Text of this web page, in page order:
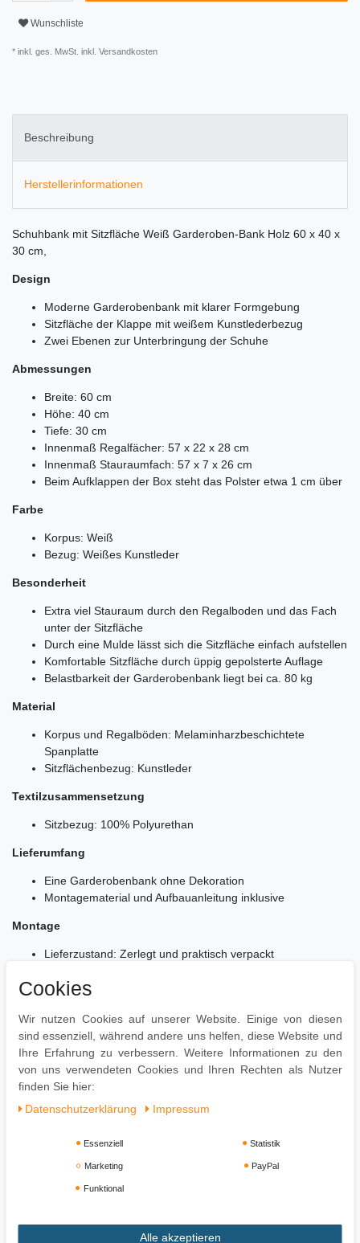
Wunschliste
* inkl. ges. MwSt. inkl. Versandkosten
Beschreibung
Herstellerinformationen
Schuhbank mit Sitzfläche Weiß Garderoben-Bank Holz 60 x 40 x
30 cm,
Design
Moderne Garderobenbank mit klarer Formgebung
Sitzfläche der Klappe mit weißem Kunstlederbezug
Zwei Ebenen zur Unterbringung der Schuhe
Abmessungen
Breite: 60 cm
Höhe: 40 cm
Tiefe: 30 cm
Innenmaß Regalfächer: 57 x 22 x 28 cm
Innenmaß Stauraumfach: 57 x 7 x 26 cm
Beim Aufklappen der Box steht das Polster etwa 1 cm über
Farbe
Korpus: Weiß
Bezug: Weißes Kunstleder
Besonderheit
Extra viel Stauraum durch den Regalboden und das Fach
unter der Sitzfläche
Durch eine Mulde lässt sich die Sitzfläche einfach aufstellen
Komfortable Sitzfläche durch üppig gepolsterte Auflage
Belastbarkeit der Garderobenbank liegt bei ca. 80 kg
Material
Korpus und Regalböden: Melaminharzbeschichtete
Spanplatte
Sitzflächenbezug: Kunstleder
Textilzusammensetzung
Sitzbezug: 100% Polyurethan
Lieferumfang
Eine Garderobenbank ohne Dekoration
Montagematerial und Aufbauanleitung inklusive
Montage
Lieferzustand: Zerlegt und praktisch verpackt
Konstruktion
Pflegehinweis
Mit feuchtem Tuch abwischen, mit trockenem Tuch nachwischen.
Bei Bedarf mildes Reinigungsmittel benutzen. Keine scharfen
oder lösungsmittelhaltigen Reiniger verwenden.
Cookies
Wir nutzen Cookies auf unserer Website. Einige von diesen
sind essenziell, während andere uns helfen, diese Website und
Ihre Erfahrung zu verbessern. Weitere Informationen zu den
von uns verwendeten Cookies und Ihren Rechten als Nutzer
finden Sie hier:
Daten­schutz­erklärung
Impressum
Essenziell Statistik
Marketing PayPal
Funktional
Alle akzeptieren